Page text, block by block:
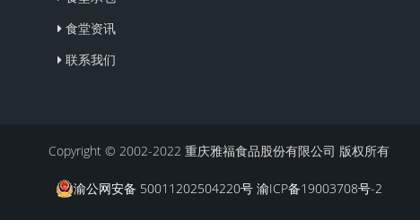
食堂资讯
联系我们
Copyright © 2002-2022 重庆雅福食品股份有限公司 版权所有
渝公网安备 50011202504220号 渝ICP备19003708号-2